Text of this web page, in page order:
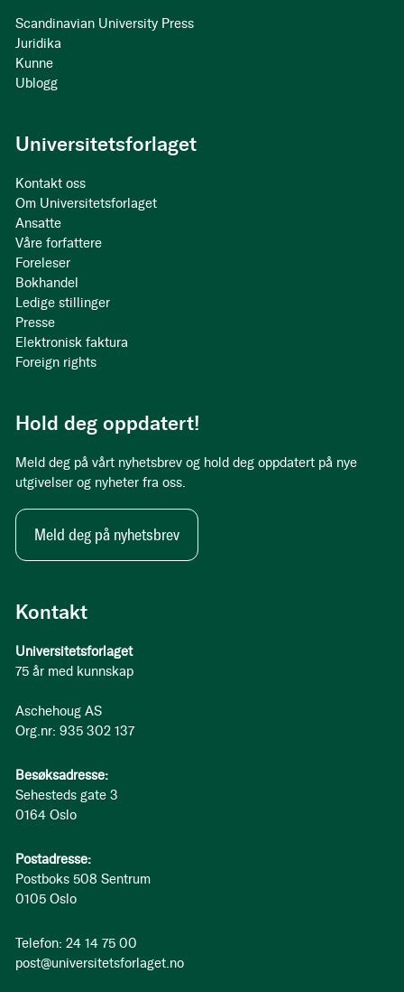
Kontakt
Universitetsforlaget
75 år med kunnskap
Aschehoug AS
Org.nr: 935 302 137
Besøksadresse:
Sehesteds gate 3
0164 Oslo
Postadresse:
Postboks 508 Sentrum
0105 Oslo
Telefon: 24 14 75 00
post@universitetsforlaget.no
Scandinavian University Press
Juridika
Kunne
Ublogg
Universitetsforlaget
Kontakt oss
Om Universitetsforlaget
Ansatte
Våre forfattere
Foreleser
Bokhandel
Ledige stillinger
Presse
Elektronisk faktura
Foreign rights
Hold deg oppdatert!
Meld deg på vårt nyhetsbrev og hold deg oppdatert på nye
utgivelser og nyheter fra oss.
Meld deg på nyhetsbrev